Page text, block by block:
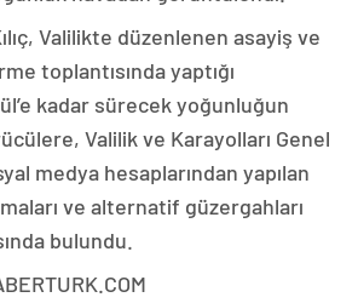
Valilikte düzenlenen asayiş ve
toplantısında yaptığı
kadar sürecek yoğunluğun
Valilik ve Karayolları Genel
medya hesaplarından yapılan
ve alternatif güzergahları
bulundu.